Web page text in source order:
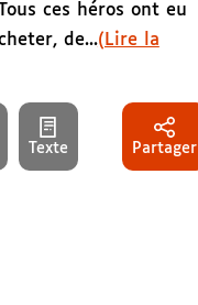
ces héros ont eu
de...(Lire la
Texte Partager